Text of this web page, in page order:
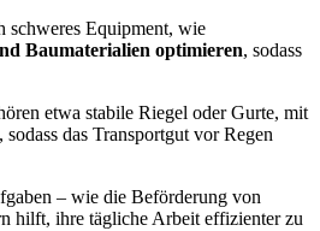
schweres Equipment, wie
Baumaterialien optimieren, sodass
etwa stabile Riegel oder Gurte, mit
das Transportgut vor Regen
– wie die Beförderung von
hilft, ihre tägliche Arbeit effizienter zu